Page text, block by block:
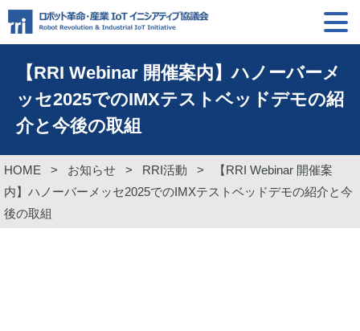
【RRI Webinar 開催案内】ハノーバーメ
ッセ2025でのIMXテストベッドデモの紹
介と今後の取組
HOME > お知らせ > RRI活動 >
【RRI Webinar 開催案
内】ハノーバーメッセ2025でのIMXテストベッドデモの紹介と今
後の取組